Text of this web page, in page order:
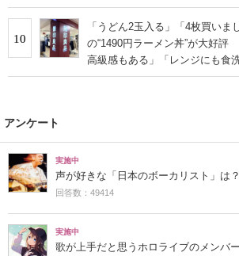
10
「うどん2玉入る」「4枚買い
の“1490円ラーメン丼”が大好
高級感もある」「レンジにも食
アンケート
実施中
声が好きな「日本のボーカリスト」は？
回答数：49414
実施中
歌が上手だと思うホロライブのメンバ